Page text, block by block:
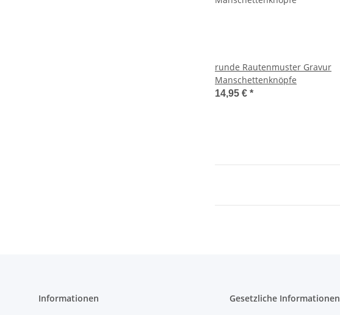
runde Rautenmuster Gravur
Manschettenknöpfe
14,95 € *
Informationen Gesetzliche Informationen